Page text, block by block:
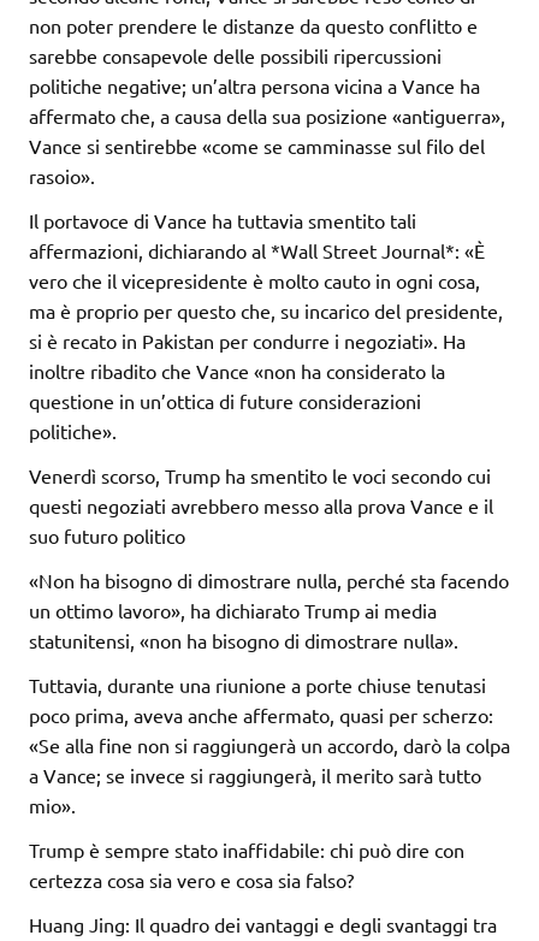
non poter prendere le distanze da questo conflitto e
sarebbe consapevole delle possibili ripercussioni
politiche negative; un’altra persona vicina a Vance ha
affermato che, a causa della sua posizione «antiguerra»,
Vance si sentirebbe «come se camminasse sul filo del
rasoio».
Il portavoce di Vance ha tuttavia smentito tali
affermazioni, dichiarando al *Wall Street Journal*: «È
vero che il vicepresidente è molto cauto in ogni cosa,
ma è proprio per questo che, su incarico del presidente,
si è recato in Pakistan per condurre i negoziati». Ha
inoltre ribadito che Vance «non ha considerato la
questione in un’ottica di future considerazioni
politiche».
Venerdì scorso, Trump ha smentito le voci secondo cui
questi negoziati avrebbero messo alla prova Vance e il
suo futuro politico
«Non ha bisogno di dimostrare nulla, perché sta facendo
un ottimo lavoro», ha dichiarato Trump ai media
statunitensi, «non ha bisogno di dimostrare nulla».
Tuttavia, durante una riunione a porte chiuse tenutasi
poco prima, aveva anche affermato, quasi per scherzo:
«Se alla fine non si raggiungerà un accordo, darò la colpa
a Vance; se invece si raggiungerà, il merito sarà tutto
mio».
Trump è sempre stato inaffidabile: chi può dire con
certezza cosa sia vero e cosa sia falso?
Huang Jing: Il quadro dei vantaggi e degli svantaggi tra